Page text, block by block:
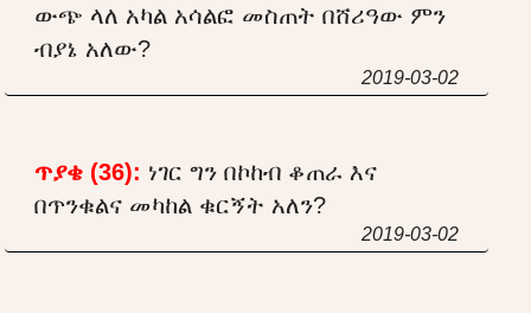
ውጭ ላለ አካል አሳልፎ መስጠት በሸሪዓው ምን
ብያኔ አለው?
2019-03-02
ጥያቄ (36): ነገር ግን በኮከብ ቆጠራ እና
በጥንቁልና መካከል ቁርኝት አለን?
2019-03-02